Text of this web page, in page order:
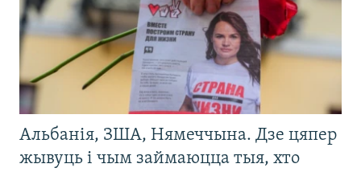
Альбанія, ЗША, Нямеччына. Дзе цяпер
жывуць і чым займаюцца тыя, хто